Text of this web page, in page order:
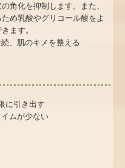
角化を抑制します。また、
め乳酸やグリコール酸をよ
ます。
、肌のキメを整える
に引き出す
ムが少ない